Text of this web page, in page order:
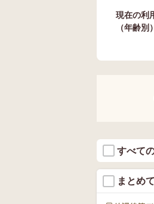
現在の利
（年齢別）
すべて
まとめ